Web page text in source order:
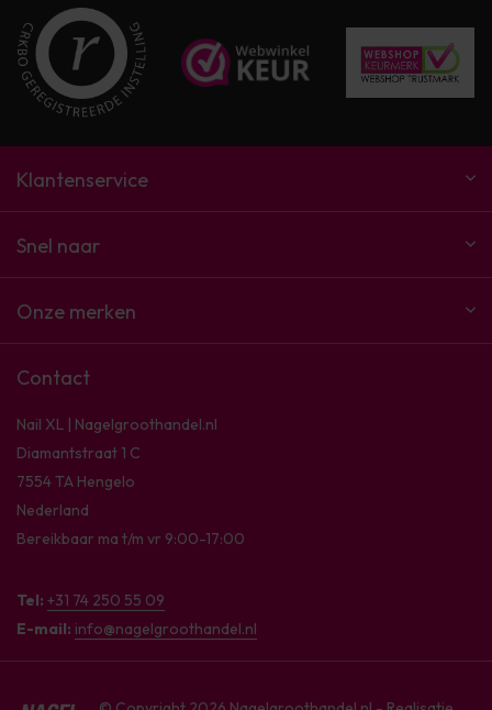
Klantenservice
Snel naar
Onze merken
Contact
Nail XL | Nagelgroothandel.nl
Diamantstraat 1 C
7554 TA Hengelo
Nederland
Bereikbaar ma t/m vr 9:00-17:00
Tel: +31 74 250 55 09
E-mail: info@nagelgroothandel.nl